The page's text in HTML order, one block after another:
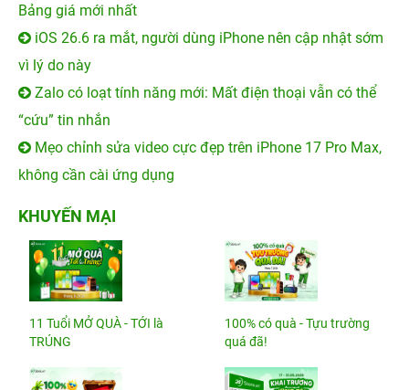
Bảng giá mới nhất
iOS 26.6 ra mắt, người dùng iPhone nên cập nhật sớm
vì lý do này
Zalo có loạt tính năng mới: Mất điện thoại vẫn có thể
“cứu” tin nhắn
Mẹo chỉnh sửa video cực đẹp trên iPhone 17 Pro Max,
không cần cài ứng dụng
KHUYẾN MẠI
11 Tuổi MỞ QUÀ - TỚI là
TRÚNG
100% có quà - Tựu trường
quá đã!